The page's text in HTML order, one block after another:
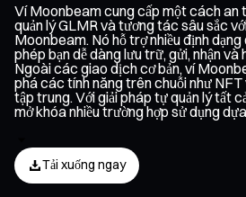
Ví Moonbeam cung cấp một cách an
quản lý GLMR và tương tác sâu sắc
Moonbeam. Nó hỗ trợ nhiều định
phép bạn dễ dàng lưu trữ, gửi, nhận
Ngoài các giao dịch cơ bản, ví
phá các tính năng trên chuỗi như
tập trung. Với giải pháp tự quản lý tất
mở khóa nhiều trường hợp sử dụng
Tải xuống ngay